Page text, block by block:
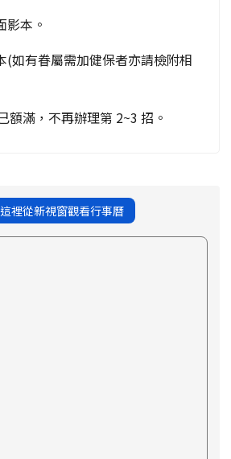
本。
如有眷屬需加健保者亦請檢附相
額滿，不再辦理第 2~3 招。
裡從新視窗觀看行事曆